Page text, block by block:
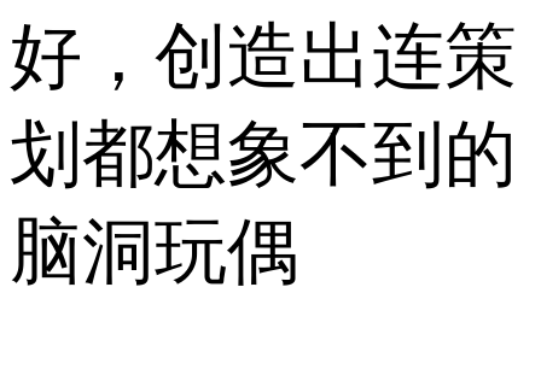
好，创造出连策
划都想象不到的
脑洞玩偶